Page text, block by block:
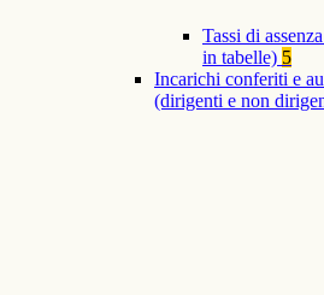
Tassi di
in tabelle) 5
Incarichi conferiti e
(dirigenti e non